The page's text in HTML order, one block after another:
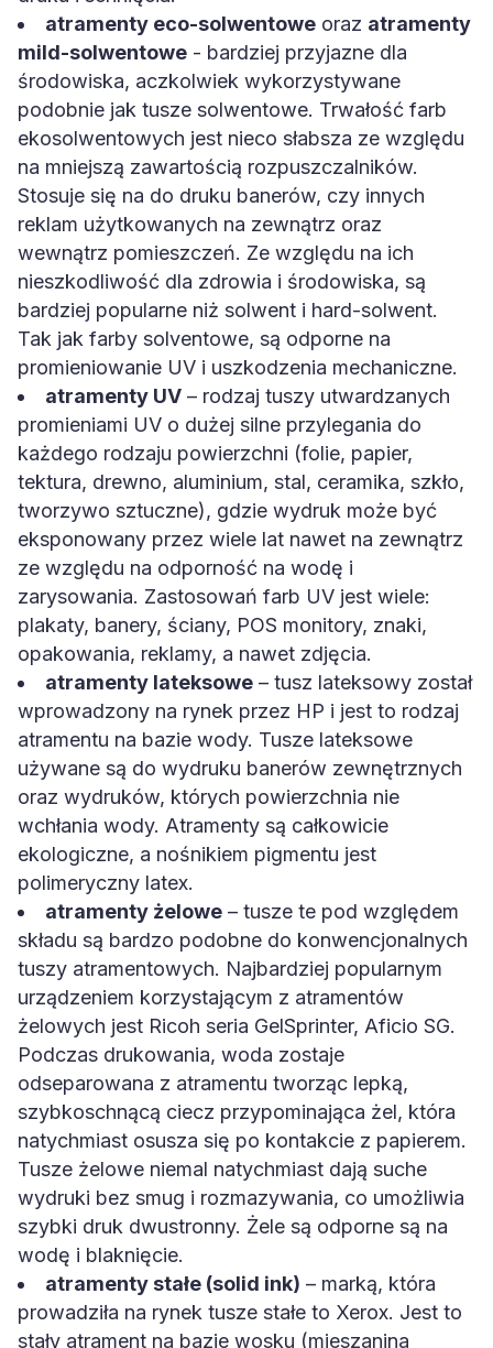
atramenty eco-solwentowe oraz atramenty
mild-solwentowe - bardziej przyjazne dla
środowiska, aczkolwiek wykorzystywane
podobnie jak tusze solwentowe. Trwałość farb
ekosolwentowych jest nieco słabsza ze względu
na mniejszą zawartością rozpuszczalników.
Stosuje się na do druku banerów, czy innych
reklam użytkowanych na zewnątrz oraz
wewnątrz pomieszczeń. Ze względu na ich
nieszkodliwość dla zdrowia i środowiska, są
bardziej popularne niż solwent i hard-solwent.
Tak jak farby solventowe, są odporne na
promieniowanie UV i uszkodzenia mechaniczne.
atramenty UV – rodzaj tuszy utwardzanych
promieniami UV o dużej silne przylegania do
każdego rodzaju powierzchni (folie, papier,
tektura, drewno, aluminium, stal, ceramika, szkło,
tworzywo sztuczne), gdzie wydruk może być
eksponowany przez wiele lat nawet na zewnątrz
ze względu na odporność na wodę i
zarysowania. Zastosowań farb UV jest wiele:
plakaty, banery, ściany, POS monitory, znaki,
opakowania, reklamy, a nawet zdjęcia.
atramenty lateksowe – tusz lateksowy został
wprowadzony na rynek przez HP i jest to rodzaj
atramentu na bazie wody. Tusze lateksowe
używane są do wydruku banerów zewnętrznych
oraz wydruków, których powierzchnia nie
wchłania wody. Atramenty są całkowicie
ekologiczne, a nośnikiem pigmentu jest
polimeryczny latex.
atramenty żelowe – tusze te pod względem
składu są bardzo podobne do konwencjonalnych
tuszy atramentowych. Najbardziej popularnym
urządzeniem korzystającym z atramentów
żelowych jest Ricoh seria GelSprinter, Aficio SG.
Podczas drukowania, woda zostaje
odseparowana z atramentu tworząc lepką,
szybkoschnącą ciecz przypominająca żel, która
natychmiast osusza się po kontakcie z papierem.
Tusze żelowe niemal natychmiast dają suche
wydruki bez smug i rozmazywania, co umożliwia
szybki druk dwustronny. Żele są odporne są na
wodę i blaknięcie.
atramenty stałe (solid ink) – marką, która
prowadziła na rynek tusze stałe to Xerox. Jest to
stały atrament na bazie wosku (mieszanina